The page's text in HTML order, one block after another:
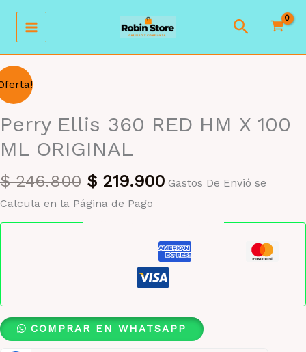
contenido
Buscar
Perry Ellis 360 RED HM X 100
ML ORIGINAL
$246.800 El
precio
$ 246.800.
$ 219.900El
es:
$ 219.900.
Gastos De Envió se
Calcula en la Página de Pago
COMPRAR EN WHATSAPP